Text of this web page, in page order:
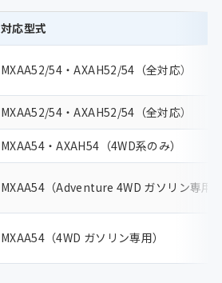
対応型式
MXAA52/54・AXAH52/54（全対応）
MXAA52/54・AXAH52/54（全対応）
MXAA54・AXAH54（4WD系のみ）
MXAA54（Adventure 4WD ガソリン専用
MXAA54（4WD ガソリン専用）